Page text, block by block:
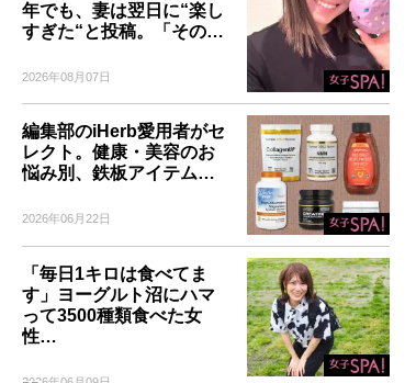
年でも、妻は翌日に“楽し
すぎた“と投稿。「その…
2026年08月07日
編集部のiHerb愛用者がセ
レクト。健康・美容のお
悩み別、鉄板アイテム…
2026年06月22日
「毎日1キロは食べてま
す」ヨーグルト沼にハマ
って3500種類食べた女
性…